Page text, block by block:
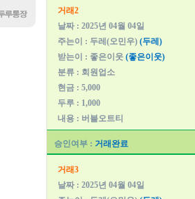
거래2
날짜 : 2025년 04월 04일
주는이 : 두레(오민우) (두레)
받는이 : 좋은이웃 (좋은이웃)
분류 : 회원업소
현금 : 5,000
두루 : 1,000
내용 : 버블오트티
승인여부 : 거래완료
거래3
날짜 : 2025년 04월 04일